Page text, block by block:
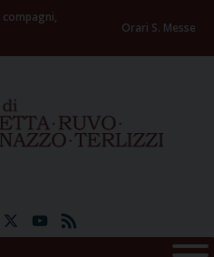
compagni,
Orari S. Messe
InstagramYouTube